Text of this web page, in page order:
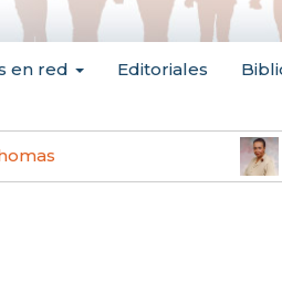
en red Editoriales